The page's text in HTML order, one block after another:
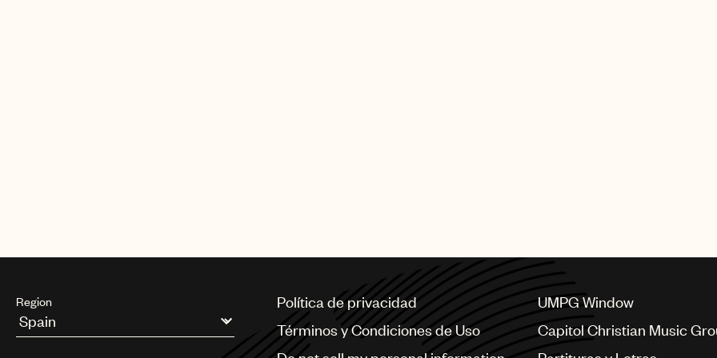
Region
Argentina
Política de privacidad
Términos y Condiciones de Uso
UMPG Window
Capitol Christian Music